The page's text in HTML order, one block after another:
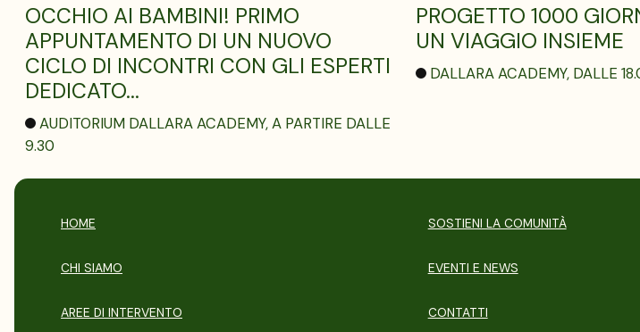
OCCHIO AI BAMBINI! PRIMO
APPUNTAMENTO DI UN NUOVO
CICLO DI INCONTRI CON GLI ESPERTI
DEDICATO...
AUDITORIUM DALLARA ACADEMY, A PARTIRE DALLE
9.30
PROGETTO 1000
UN VIAGGIO INSIEME
DALLARA ACADEMY, DALLE
HOME
CHI SIAMO
AREE DI INTERVENTO
SOSTIENI LA COMUNITÀ
EVENTI E NEWS
CONTATTI